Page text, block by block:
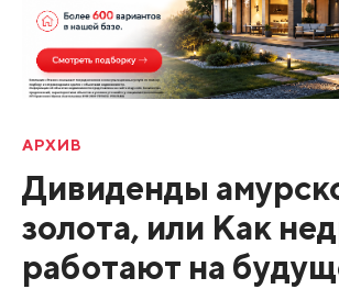
АРХИВ
Дивиденды
золота, или Как
работают на